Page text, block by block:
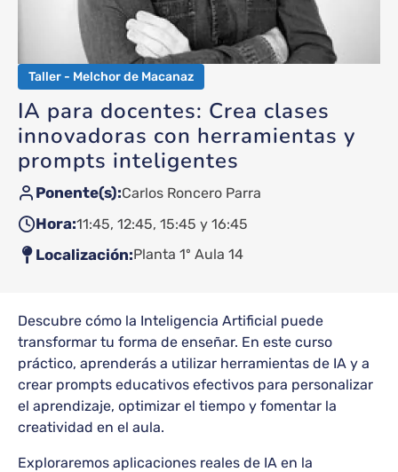
Taller - Melchor de Macanaz
IA para docentes: Crea clases
innovadoras con herramientas y
prompts inteligentes
Ponente(s) Carlos Roncero Parra
Hora 11:45 12:45 15:45 16:45
Localización Planta 1º Aula 14
Descubre cómo la Inteligencia Artificial puede
transformar tu forma de enseñar. En este curso
práctico, aprenderás a utilizar herramientas de IA y a
crear prompts educativos efectivos para personalizar
el aprendizaje, optimizar el tiempo y fomentar la
creatividad en el aula.
Exploraremos aplicaciones reales de IA en la